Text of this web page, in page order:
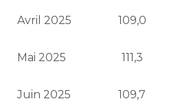
Avril 2025 109,0
Mai 2025 111,3
Juin 2025 109,7